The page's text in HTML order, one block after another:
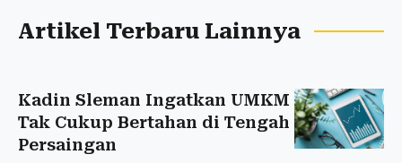
Artikel Terbaru Lainnya
Kadin Sleman Ingatkan UMKM
Tak Cukup Bertahan di Tengah
Persaingan